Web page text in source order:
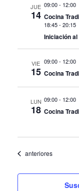
JUE
14
09:00- 12:00
Cocina
18:45- 20:15
Iniciación
VIE
15
09:00- 12:00
Cocina
LUN
18
09:00- 12:00
Cocina
Eventos
anteriores